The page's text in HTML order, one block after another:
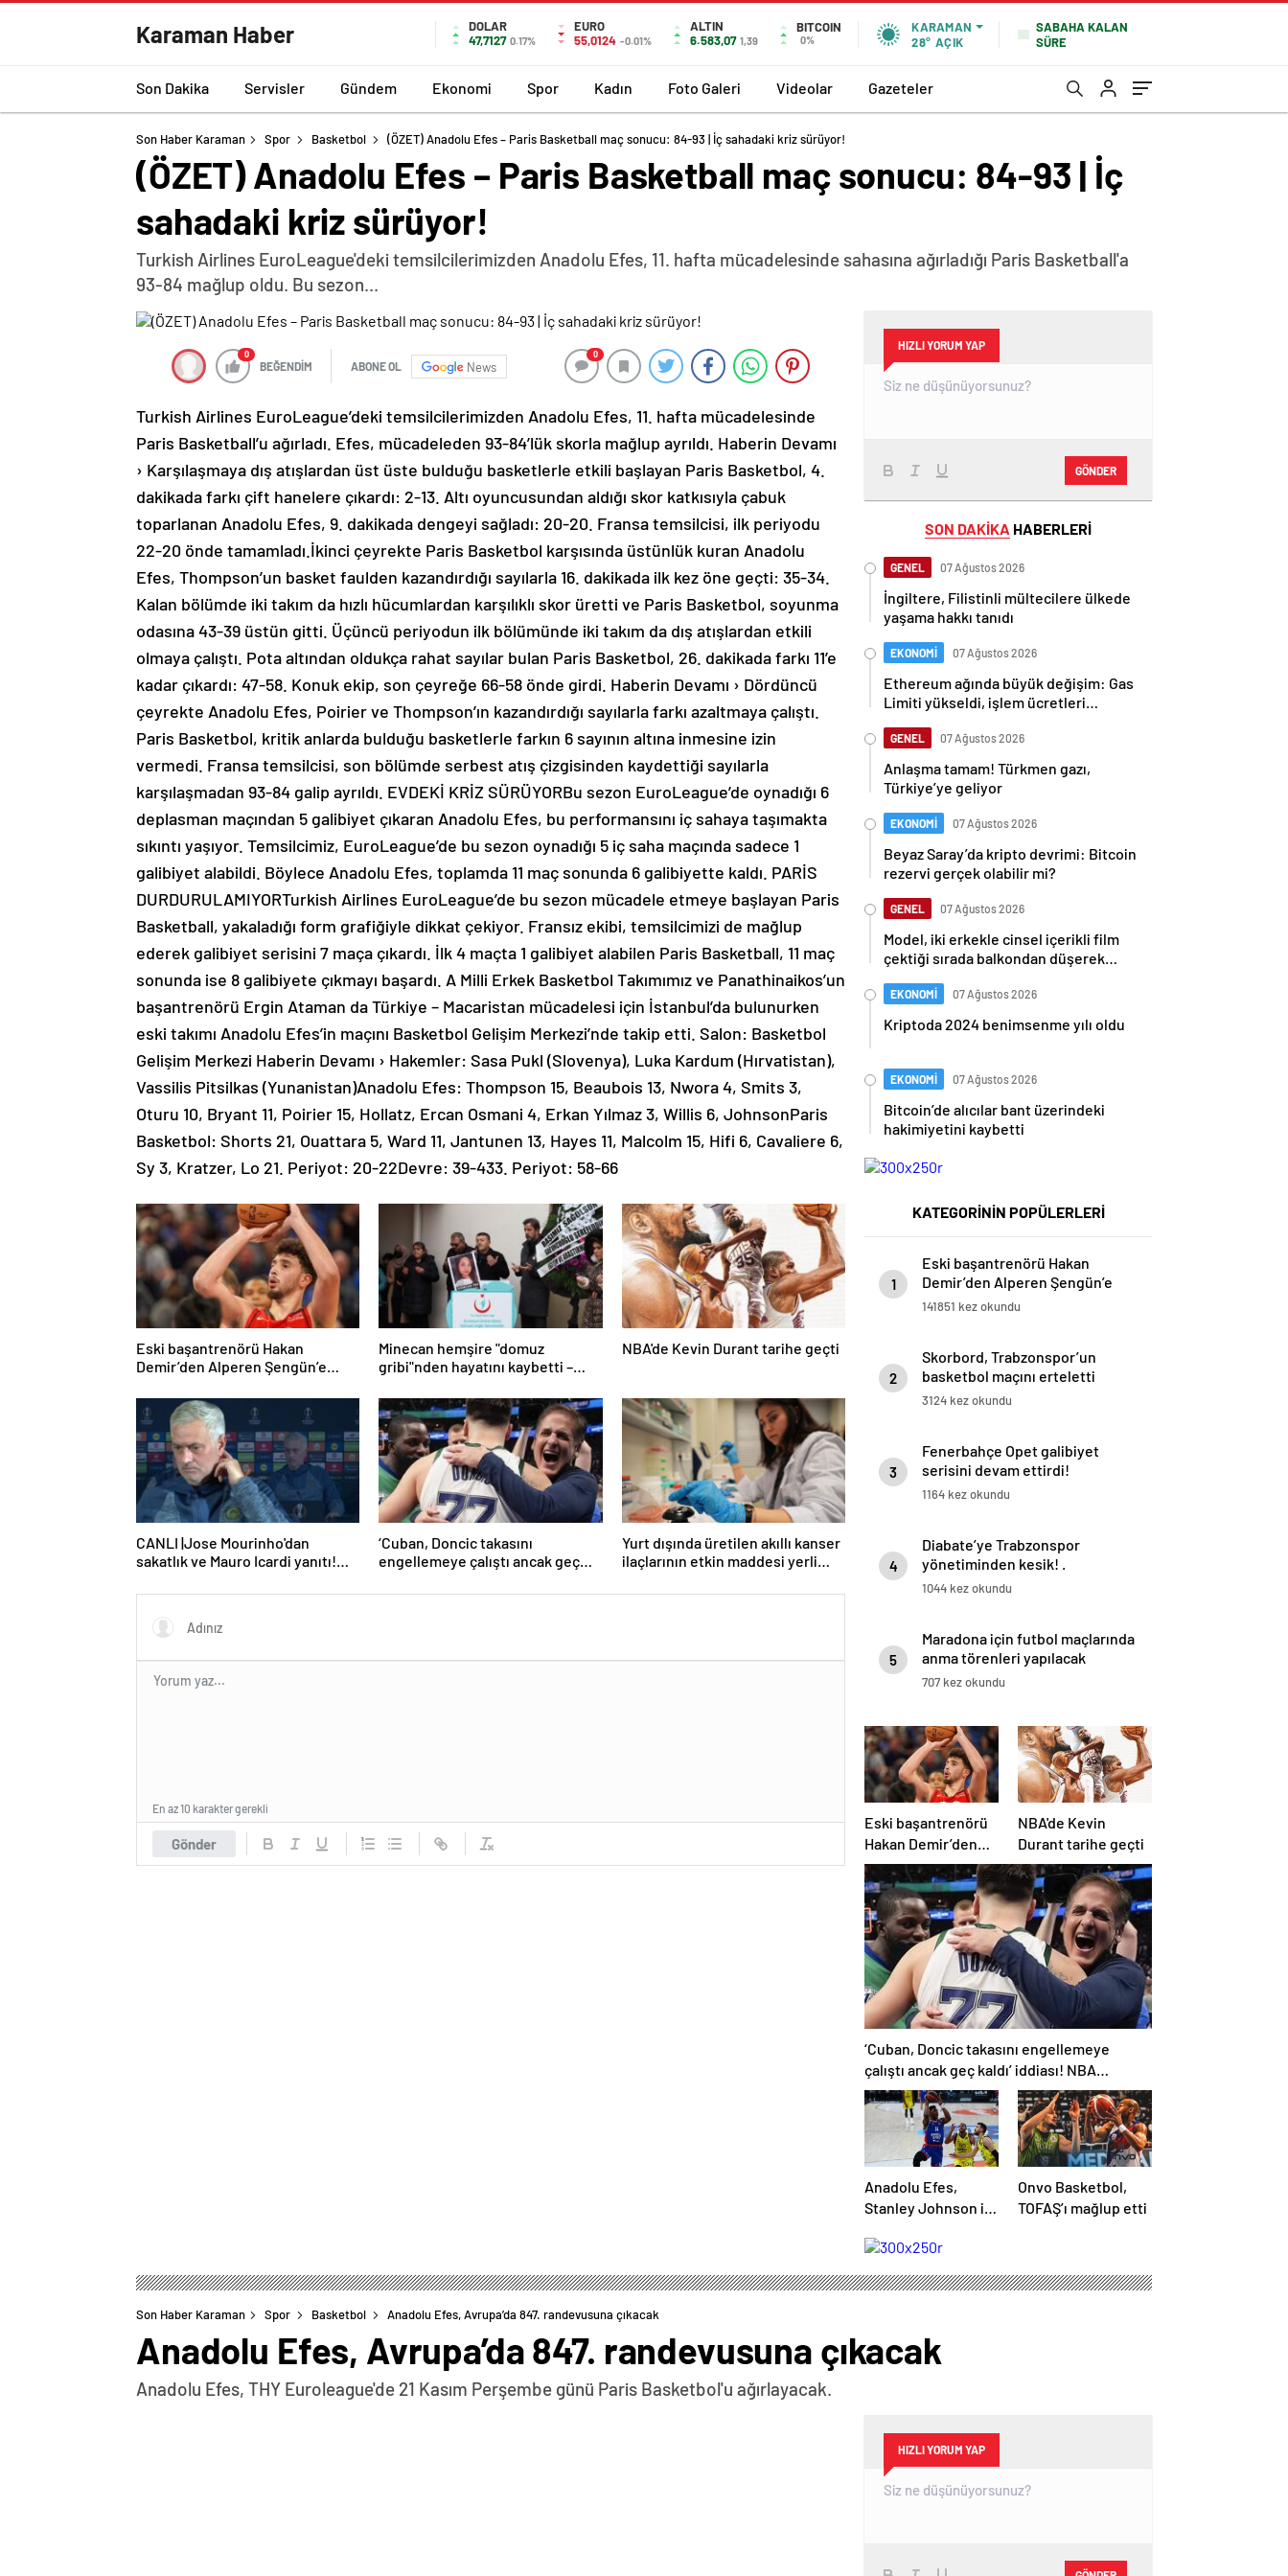
Karaman Haber
DOLAR
47,7127 0.17%
EURO
55,0124 -0.01%
ALTIN
6.583,07 1,39
BITCOIN
0%
KARAMAN
28° AÇIK
SABAHA KALAN
SÜRE
Son Dakika Servisler Gündem Ekonomi Spor Kadın Foto Galeri Videolar Gazeteler
Son Haber Karaman Spor Basketbol (ÖZET) Anadolu Efes – Paris Basketball maç sonucu: 84-93 | İç sahadaki kriz sürüyor!
(ÖZET) Anadolu Efes – Paris Basketball maç sonucu: 84-93 | İç
sahadaki kriz sürüyor!
Turkish Airlines EuroLeague'deki temsilcilerimizden Anadolu Efes, 11. hafta mücadelesinde sahasına ağırladığı Paris Basketball'a
93-84 mağlup oldu. Bu sezon...
0
BEĞENDİM ABONE OL News
0
Turkish Airlines EuroLeague’deki temsilcilerimizden Anadolu Efes, 11. hafta mücadelesinde
Paris Basketball’u ağırladı. Efes, mücadeleden 93-84’lük skorla mağlup ayrıldı. Haberin Devamı
› Karşılaşmaya dış atışlardan üst üste bulduğu basketlerle etkili başlayan Paris Basketbol, 4.
dakikada farkı çift hanelere çıkardı: 2-13. Altı oyuncusundan aldığı skor katkısıyla çabuk
toparlanan Anadolu Efes, 9. dakikada dengeyi sağladı: 20-20. Fransa temsilcisi, ilk periyodu
22-20 önde tamamladı.İkinci çeyrekte Paris Basketbol karşısında üstünlük kuran Anadolu
Efes, Thompson’un basket faulden kazandırdığı sayılarla 16. dakikada ilk kez öne geçti: 35-34.
Kalan bölümde iki takım da hızlı hücumlardan karşılıklı skor üretti ve Paris Basketbol, soyunma
odasına 43-39 üstün gitti. Üçüncü periyodun ilk bölümünde iki takım da dış atışlardan etkili
olmaya çalıştı. Pota altından oldukça rahat sayılar bulan Paris Basketbol, 26. dakikada farkı 11’e
kadar çıkardı: 47-58. Konuk ekip, son çeyreğe 66-58 önde girdi. Haberin Devamı › Dördüncü
çeyrekte Anadolu Efes, Poirier ve Thompson’ın kazandırdığı sayılarla farkı azaltmaya çalıştı.
Paris Basketbol, kritik anlarda bulduğu basketlerle farkın 6 sayının altına inmesine izin
vermedi. Fransa temsilcisi, son bölümde serbest atış çizgisinden kaydettiği sayılarla
karşılaşmadan 93-84 galip ayrıldı. EVDEKİ KRİZ SÜRÜYORBu sezon EuroLeague’de oynadığı 6
deplasman maçından 5 galibiyet çıkaran Anadolu Efes, bu performansını iç sahaya taşımakta
sıkıntı yaşıyor. Temsilcimiz, EuroLeague’de bu sezon oynadığı 5 iç saha maçında sadece 1
galibiyet alabildi. Böylece Anadolu Efes, toplamda 11 maç sonunda 6 galibiyette kaldı. PARİS
DURDURULAMIYORTurkish Airlines EuroLeague’de bu sezon mücadele etmeye başlayan Paris
Basketball, yakaladığı form grafiğiyle dikkat çekiyor. Fransız ekibi, temsilcimizi de mağlup
ederek galibiyet serisini 7 maça çıkardı. İlk 4 maçta 1 galibiyet alabilen Paris Basketball, 11 maç
sonunda ise 8 galibiyete çıkmayı başardı. A Milli Erkek Basketbol Takımımız ve Panathinaikos’un
başantrenörü Ergin Ataman da Türkiye – Macaristan mücadelesi için İstanbul’da bulunurken
eski takımı Anadolu Efes’in maçını Basketbol Gelişim Merkezi’nde takip etti. Salon: Basketbol
Gelişim Merkezi Haberin Devamı › Hakemler: Sasa Pukl (Slovenya), Luka Kardum (Hırvatistan),
Vassilis Pitsilkas (Yunanistan)Anadolu Efes: Thompson 15, Beaubois 13, Nwora 4, Smits 3,
Oturu 10, Bryant 11, Poirier 15, Hollatz, Ercan Osmani 4, Erkan Yılmaz 3, Willis 6, JohnsonParis
Basketbol: Shorts 21, Ouattara 5, Ward 11, Jantunen 13, Hayes 11, Malcolm 15, Hifi 6, Cavaliere 6,
Sy 3, Kratzer, Lo 21. Periyot: 20-22Devre: 39-433. Periyot: 58-66
Eski başantrenörü Hakan
Demir’den Alperen Şengün’e
Minecan hemşire "domuz
gribi"nden hayatını kaybetti –
NBA'de Kevin Durant tarihe geçti
CANLI |Jose Mourinho'dan
sakatlık ve Mauro Icardi yanıtı!
‘Cuban, Doncic takasını
engellemeye çalıştı ancak geç
Yurt dışında üretilen akıllı kanser
ilaçlarının etkin maddesi yerli
Haberleri
Gönder
En az 10 karakter gerekli
HIZLI YORUM YAP
GÖNDER
SON DAKİKA HABERLERİ
GENEL 07 Ağustos 2026
İngiltere, Filistinli mültecilere ülkede
yaşama hakkı tanıdı
EKONOMİ 07 Ağustos 2026
Ethereum ağında büyük değişim: Gas
Limiti yükseldi, işlem ücretleri
GENEL 07 Ağustos 2026
Anlaşma tamam! Türkmen gazı,
Türkiye’ye geliyor
EKONOMİ 07 Ağustos 2026
Beyaz Saray’da kripto devrimi: Bitcoin
rezervi gerçek olabilir mi?
GENEL 07 Ağustos 2026
Model, iki erkekle cinsel içerikli film
çektiği sırada balkondan düşerek
EKONOMİ 07 Ağustos 2026
Kriptoda 2024 benimsenme yılı oldu
EKONOMİ 07 Ağustos 2026
Bitcoin’de alıcılar bant üzerindeki
hakimiyetini kaybetti
KATEGORİNİN POPÜLERLERİ
1
Eski başantrenörü Hakan
Demir’den Alperen Şengün’e
övgü
141851 kez okundu
2
Skorbord, Trabzonspor’un
basketbol maçını erteletti
3124 kez okundu
3
Fenerbahçe Opet galibiyet
serisini devam ettirdi!
1164 kez okundu
4
Diabate’ye Trabzonspor
yönetiminden kesik! .
1044 kez okundu
5
Maradona için futbol maçlarında
anma törenleri yapılacak
707 kez okundu
Eski başantrenörü
Hakan Demir’den
Alperen Şengün’e
övgü
NBA'de Kevin
Durant tarihe geçti
‘Cuban, Doncic takasını engellemeye
çalıştı ancak geç kaldı’ iddiası! NBA
Haberleri
Anadolu Efes,
Stanley Johnson ile
Onvo Basketbol,
TOFAŞ’ı mağlup etti
Son Haber Karaman Spor Basketbol Anadolu Efes, Avrupa’da 847. randevusuna çıkacak
Anadolu Efes, Avrupa’da 847. randevusuna çıkacak
Anadolu Efes, THY Euroleague'de 21 Kasım Perşembe günü Paris Basketbol'u ağırlayacak.
HIZLI YORUM YAP